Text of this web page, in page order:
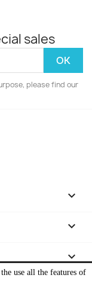
use all the features of
sales
please find our


